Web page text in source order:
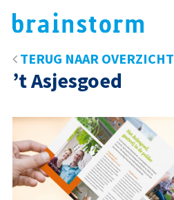
TERUG NAAR OVERZICHT
’t Asjesgoed